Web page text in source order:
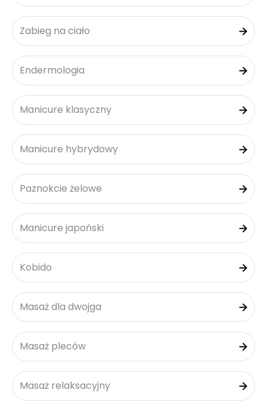
Zabieg na ciało
Endermologia
Manicure klasyczny
Manicure hybrydowy
Paznokcie żelowe
Manicure japoński
Kobido
Masaż dla dwojga
Masaż pleców
Masaż relaksacyjny